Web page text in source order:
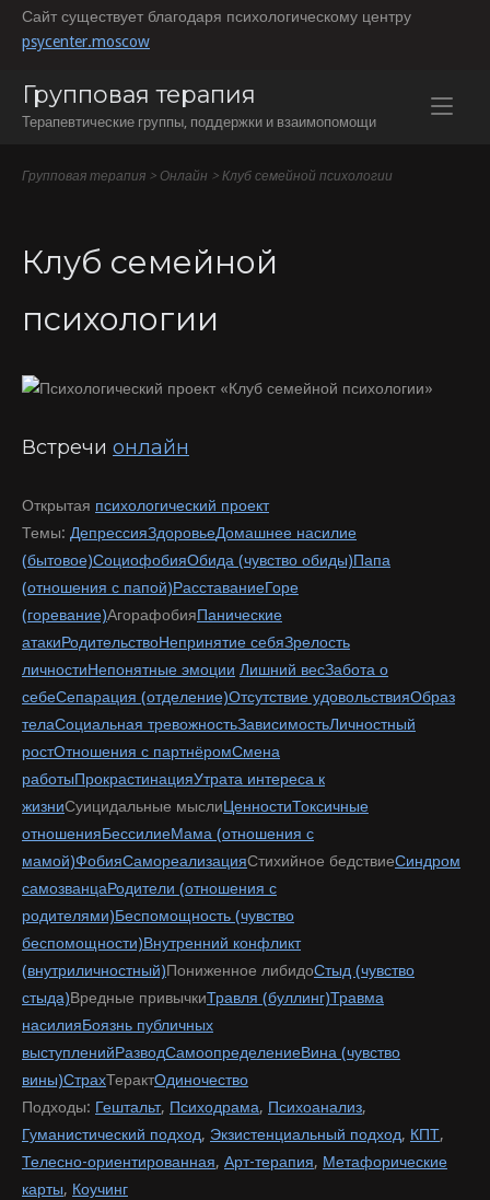
Перейти
Сайт существует благодаря психологическому центру
psycenter.moscow
Групповая терапия
Терапевтические группы, поддержки и взаимопомощи
Групповая терапия > Онлайн > Клуб семейной психологии
Клуб семейной
психологии
Встречи онлайн
Открытая психологический проект
Темы: ДепрессияЗдоровьеДомашнее насилие
(бытовое)СоциофобияОбида (чувство обиды)Папа
(отношения с папой)РасставаниеГоре
(горевание)АгорафобияПанические
атакиРодительствоНепринятие себяЗрелость
личностиНепонятные эмоции Лишний весЗабота о
себеСепарация (отделение)Отсутствие удовольствияОбраз
телаСоциальная тревожностьЗависимостьЛичностный
ростОтношения с партнёромСмена
работыПрокрастинацияУтрата интереса к
жизниСуицидальные мыслиЦенностиТоксичные
отношенияБессилиеМама (отношения с
мамой)ФобияСамореализацияСтихийное бедствиеСиндром
самозванцаРодители (отношения с
родителями)Беспомощность (чувство
беспомощности)Внутренний конфликт
(внутриличностный)Пониженное либидоСтыд (чувство
стыда)Вредные привычкиТравля (буллинг)Травма
насилияБоязнь публичных
выступленийРазводСамоопределениеВина (чувство
вины)СтрахТерактОдиночество
Подходы: Гештальт, Психодрама, Психоанализ,
Гуманистический подход, Экзистенциальный подход, КПТ,
Телесно-ориентированная, Арт-терапия, Метафорические
карты, Коучинг